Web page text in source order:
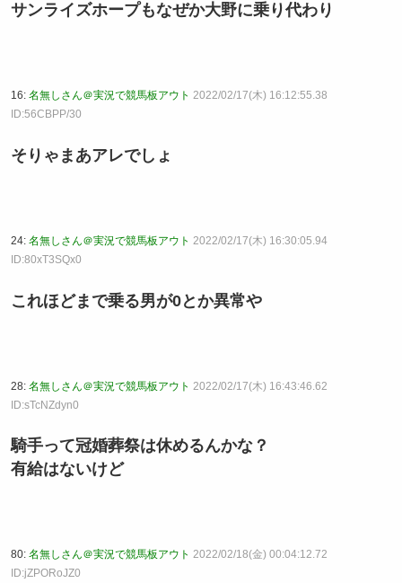
サンライズホープもなぜか大野に乗り代わり
16: 名無しさん＠実況で競馬板アウト 2022/02/17(木) 16:12:55.38
ID:56CBPP/30
そりゃまあアレでしょ
24: 名無しさん＠実況で競馬板アウト 2022/02/17(木) 16:30:05.94
ID:80xT3SQx0
これほどまで乗る男が0とか異常や
28: 名無しさん＠実況で競馬板アウト 2022/02/17(木) 16:43:46.62
ID:sTcNZdyn0
騎手って冠婚葬祭は休めるんかな？
有給はないけど
80: 名無しさん＠実況で競馬板アウト 2022/02/18(金) 00:04:12.72
ID:jZPORoJZ0